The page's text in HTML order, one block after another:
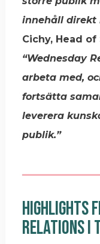
innehåll direkt
Cichy, Head
“Wednesday
arbeta med,
fortsätta
leverera
publik.”
Highlights
Relations I